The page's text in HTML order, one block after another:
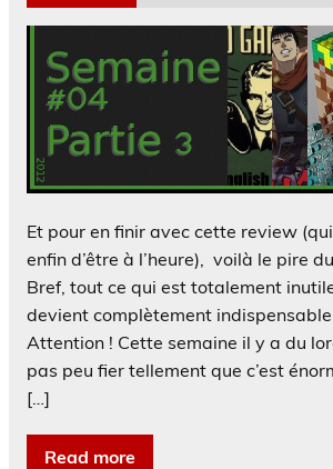
Et pour en finir avec cette review
enfin d’être à l’heure), voilà le pire
Bref, tout ce qui est totalement
devient complètement
Attention ! Cette semaine il y a du
pas peu fier tellement que c’est
[…]
Read more